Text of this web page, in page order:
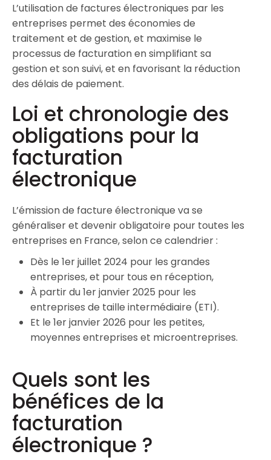
L’utilisation de factures électroniques par les
entreprises permet des économies de
traitement et de gestion, et maximise le
processus de facturation en simplifiant sa
gestion et son suivi, et en favorisant la réduction
des délais de paiement.
Loi et chronologie des
obligations pour la
facturation
électronique
L’émission de facture électronique va se
généraliser et devenir obligatoire pour toutes les
entreprises en France, selon ce calendrier :
Dès le 1er juillet 2024 pour les grandes
entreprises, et pour tous en réception,
À partir du 1er janvier 2025 pour les
entreprises de taille intermédiaire (ETI).
Et le 1er janvier 2026 pour les petites,
moyennes entreprises et microentreprises.
Quels sont les
bénéfices de la
facturation
électronique ?